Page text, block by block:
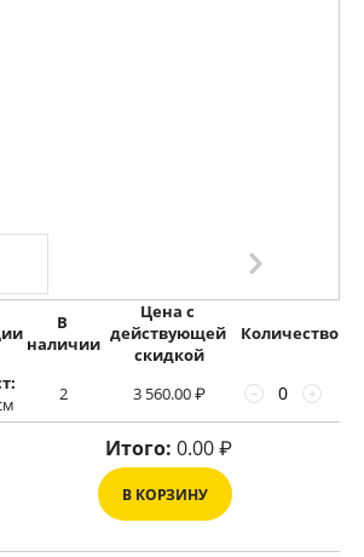
В
наличии
Цена с
действующей
скидкой
Количество
2 3 560.00₽ +
−
Итого: 0.00₽
В КОРЗИНУ